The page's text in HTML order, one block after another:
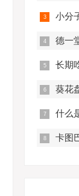
小分
德一堂冷敷
长期吃小
葵花盘粉
什么是高
卡图巴